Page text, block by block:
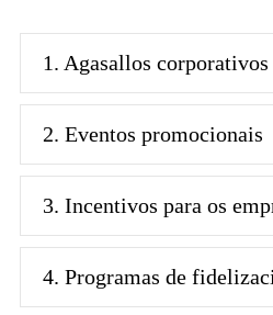
1. Agasallos corporativos
2. Eventos promocionais
3. Incentivos para os
4. Programas de